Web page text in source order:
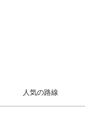
人気の路線